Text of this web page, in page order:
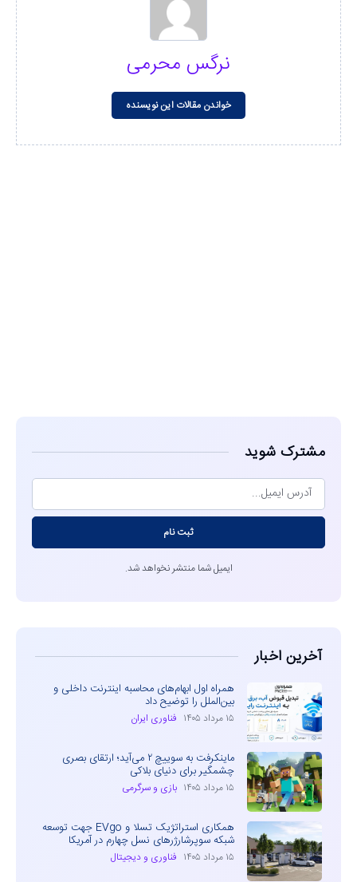
نرگس محرمی
خواندن مقالات این نویسنده
مشترک شوید
ثبت نام
ایمیل شما منتشر نخواهد شد.
آخرین اخبار
همراه اول ابهام‌های محاسبه اینترنت داخلی و
بین‌الملل را توضیح داد
۱۵ مرداد ۱۴۰۵ فناوری ایران
ماینکرفت به سوییچ ۲ می‌آید؛ ارتقای بصری
چشمگیر برای دنیای بلاکی
۱۵ مرداد ۱۴۰۵ بازی و سرگرمی
همکاری استراتژیک تسلا و EVgo جهت توسعه
شبکه سوپرشارژرهای نسل چهارم در آمریکا
۱۵ مرداد ۱۴۰۵ فناوری و دیجیتال